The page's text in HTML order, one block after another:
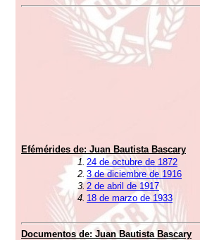
Efémérides de: Juan Bautista Bascary
1. 24 de octubre de 1872
2. 3 de diciembre de 1916
3. 2 de abril de 1917
4. 18 de marzo de 1933
Documentos de:Juan Bautista Bascary